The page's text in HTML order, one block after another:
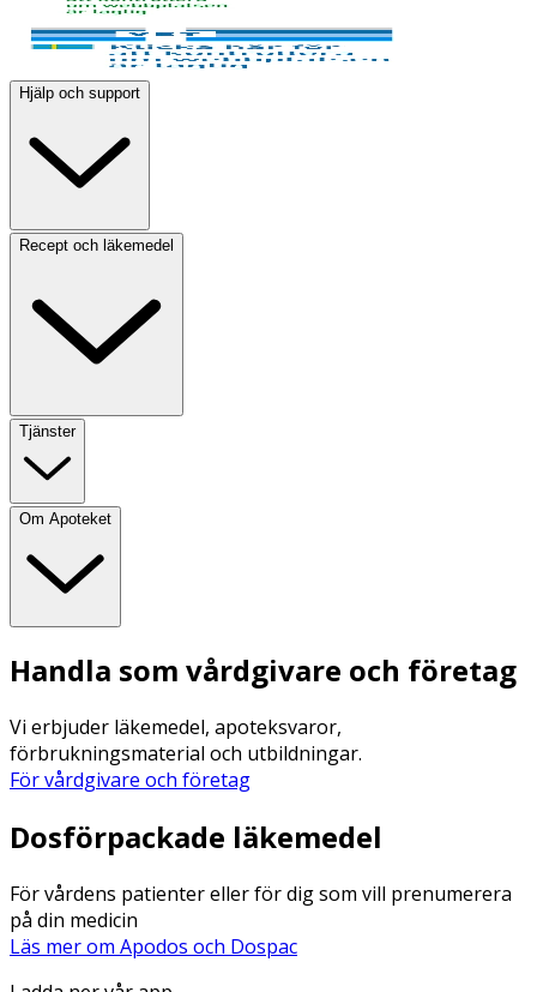
Hjälp och support
Recept och läkemedel
Tjänster
Om Apoteket
Handla som vårdgivare och företag
Vi erbjuder läkemedel, apoteksvaror,
förbrukningsmaterial och utbildningar.
För vårdgivare och företag
Dosförpackade läkemedel
För vårdens patienter eller för dig som vill prenumerera
på din medicin
Läs mer om Apodos och Dospac